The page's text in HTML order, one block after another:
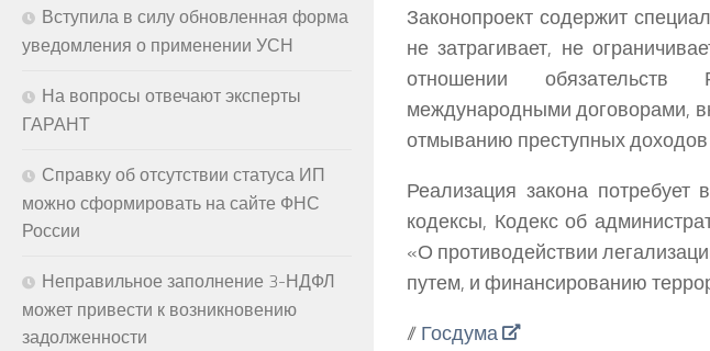
Законопроект содержит
не затрагивает, не
отношении обязательств
международными договорами,
отмыванию преступных
Реализация закона
кодексы, Кодекс об
«О противодействии
путем, и финансированию
//Госдума
Вступила в силу обновленная форма
уведомления о применении УСН
На вопросы отвечают эксперты
ГАРАНТ
Справку об отсутствии статуса ИП
можно сформировать на сайте ФНС
России
Неправильное заполнение 3-НДФЛ
может привести к возникновению
задолженности